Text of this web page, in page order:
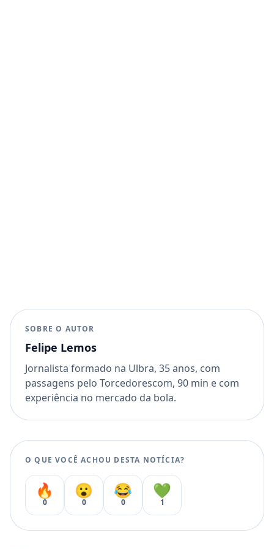
SOBRE O AUTOR
Felipe Lemos
Jornalista formado na Ulbra, 35 anos, com
passagens pelo Torcedorescom, 90 min e com
experiência no mercado da bola.
O QUE VOCÊ ACHOU DESTA NOTÍCIA?
🔥
0
😮
0
😂
0
💚
1